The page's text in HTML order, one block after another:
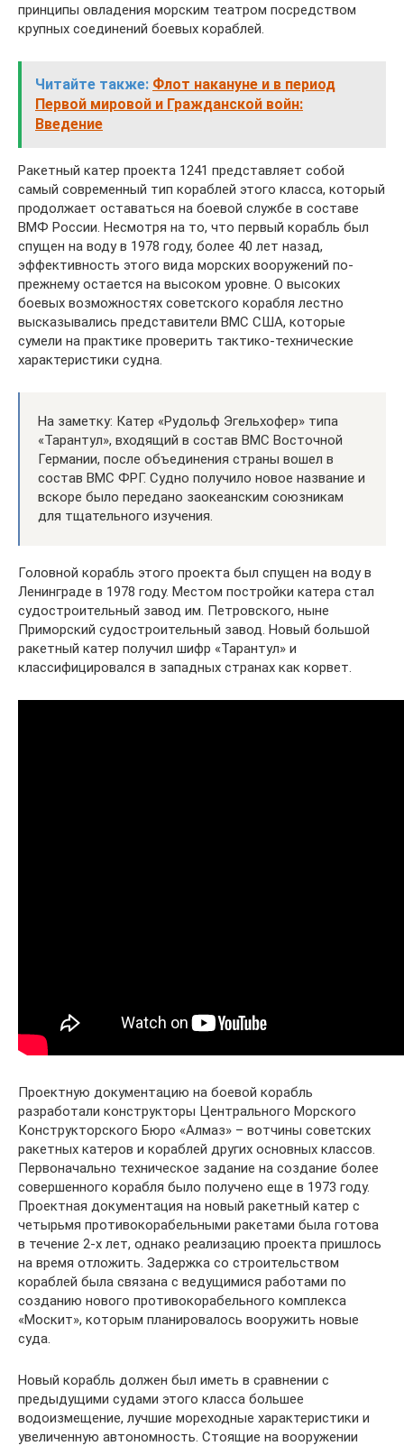
принципы овладения морским театром посредством
крупных соединений боевых кораблей.
Читайте также: Флот накануне и в период
Первой мировой и Гражданской войн:
Введение
Ракетный катер проекта 1241 представляет собой
самый современный тип кораблей этого класса, который
продолжает оставаться на боевой службе в составе
ВМФ России. Несмотря на то, что первый корабль был
спущен на воду в 1978 году, более 40 лет назад,
эффективность этого вида морских вооружений по-
прежнему остается на высоком уровне. О высоких
боевых возможностях советского корабля лестно
высказывались представители ВМС США, которые
сумели на практике проверить тактико-технические
характеристики судна.
На заметку: Катер «Рудольф Эгельхофер» типа
«Тарантул», входящий в состав ВМС Восточной
Германии, после объединения страны вошел в
состав ВМС ФРГ. Судно получило новое название и
вскоре было передано заокеанским союзникам
для тщательного изучения.
Головной корабль этого проекта был спущен на воду в
Ленинграде в 1978 году. Местом постройки катера стал
судостроительный завод им. Петровского, ныне
Приморский судостроительный завод. Новый большой
ракетный катер получил шифр «Тарантул» и
классифицировался в западных странах как корвет.
Проектную документацию на боевой корабль
разработали конструкторы Центрального Морского
Конструкторского Бюро «Алмаз» – вотчины советских
ракетных катеров и кораблей других основных классов.
Первоначально техническое задание на создание более
совершенного корабля было получено еще в 1973 году.
Проектная документация на новый ракетный катер с
четырьмя противокорабельными ракетами была готова
в течение 2-х лет, однако реализацию проекта пришлось
на время отложить. Задержка со строительством
кораблей была связана с ведущимися работами по
созданию нового противокорабельного комплекса
«Москит», которым планировалось вооружить новые
суда.
Новый корабль должен был иметь в сравнении с
предыдущими судами этого класса большее
водоизмещение, лучшие мореходные характеристики и
увеличенную автономность. Стоящие на вооружении